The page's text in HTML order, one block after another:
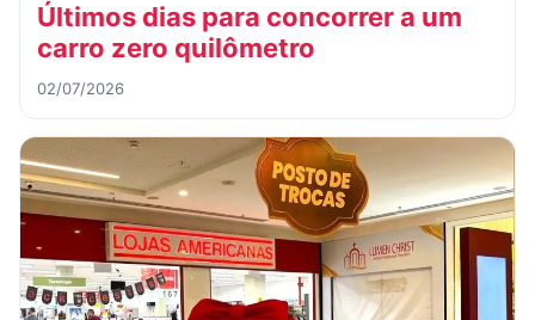
Últimos dias para concorrer a um
carro zero quilômetro
02/07/2026